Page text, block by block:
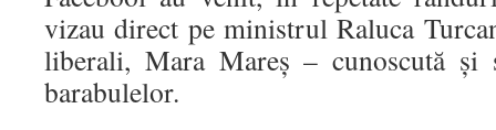
vizau direct pe ministrul Raluca
liberali, Mara Mareș – cunoscută și
barabulelor.